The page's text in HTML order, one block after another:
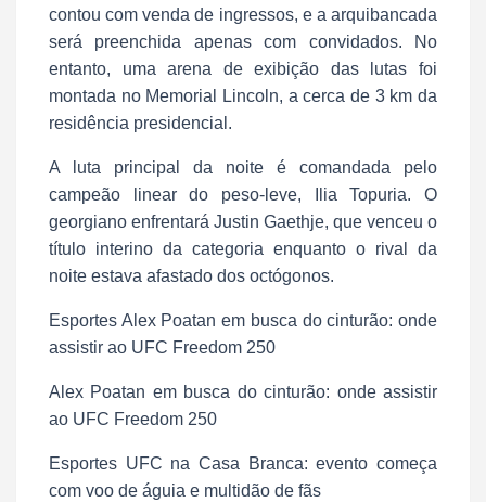
contou com venda de ingressos, e a arquibancada
será preenchida apenas com convidados. No
entanto, uma arena de exibição das lutas foi
montada no Memorial Lincoln, a cerca de 3 km da
residência presidencial.
A luta principal da noite é comandada pelo
campeão linear do peso-leve, Ilia Topuria. O
georgiano enfrentará Justin Gaethje, que venceu o
título interino da categoria enquanto o rival da
noite estava afastado dos octógonos.
Esportes Alex Poatan em busca do cinturão: onde
assistir ao UFC Freedom 250
Alex Poatan em busca do cinturão: onde assistir
ao UFC Freedom 250
Esportes UFC na Casa Branca: evento começa
com voo de águia e multidão de fãs